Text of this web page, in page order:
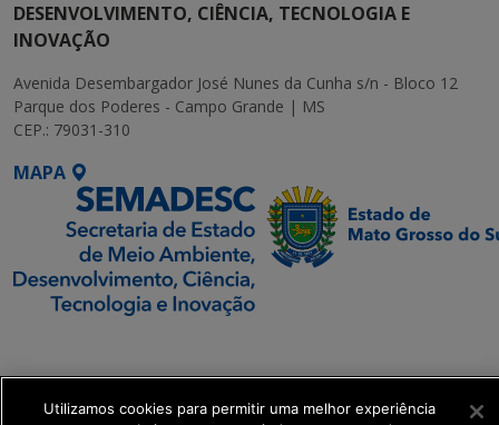
DESENVOLVIMENTO, CIÊNCIA, TECNOLOGIA E
INOVAÇÃO
Avenida Desembargador José Nunes da Cunha s/n - Bloco 12
Parque dos Poderes - Campo Grande | MS
CEP.: 79031-310
MAPA
Executiva de
Transformação Digital
Utilizamos cookies para permitir uma melhor experiência